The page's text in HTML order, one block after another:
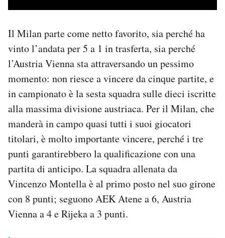
Il Milan parte come netto favorito, sia perché ha
vinto l’andata per 5 a 1 in trasferta, sia perché
l’Austria Vienna sta attraversando un pessimo
momento: non riesce a vincere da cinque partite, e
in campionato è la sesta squadra sulle dieci iscritte
alla massima divisione austriaca. Per il Milan, che
manderà in campo quasi tutti i suoi giocatori
titolari, è molto importante vincere, perché i tre
punti garantirebbero la qualificazione con una
partita di anticipo. La squadra allenata da
Vincenzo Montella è al primo posto nel suo girone
con 8 punti; seguono AEK Atene a 6, Austria
Vienna a 4 e Rijeka a 3 punti.